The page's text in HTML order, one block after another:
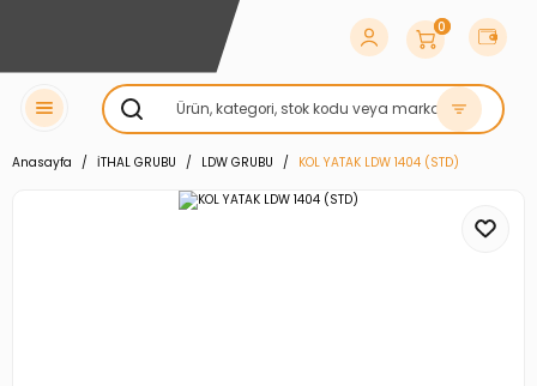
0
Anasayfa İTHAL GRUBU LDW GRUBU KOL YATAK LDW 1404 (STD)